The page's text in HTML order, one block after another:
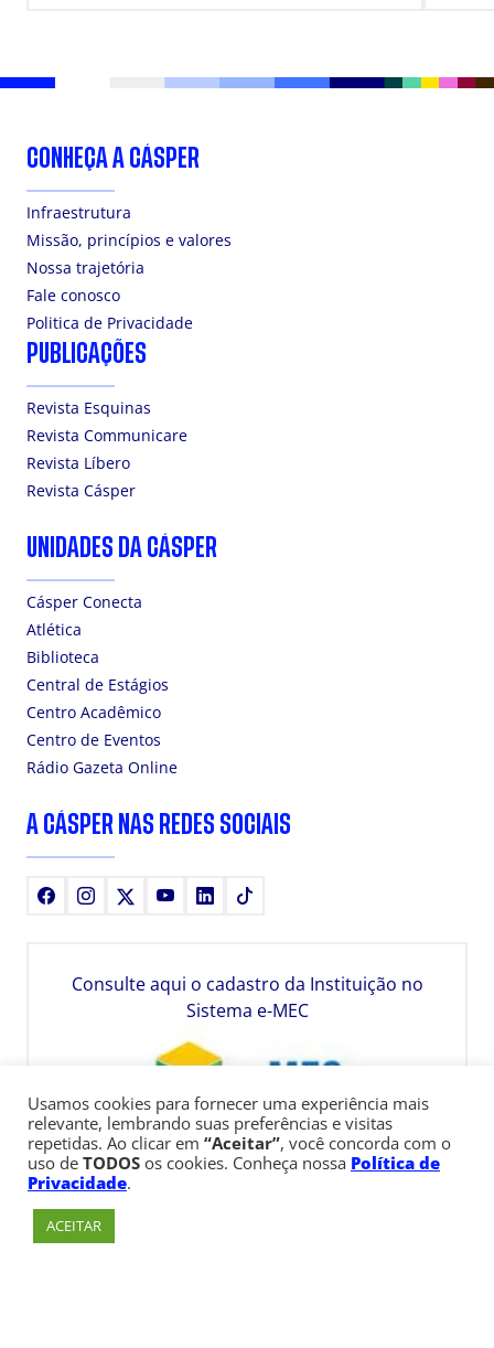
CONHEÇA A CÁSPER
Infraestrutura
Missão, princípios e valores
Nossa trajetória
Fale conosco
Politica de Privacidade
PUBLICAÇÕES
Revista Esquinas
Revista Communicare
Revista Líbero
Revista Cásper
UNIDADES DA CÁSPER
Cásper Conecta
Atlética
Biblioteca
Central de Estágios
Centro Acadêmico
Centro de Eventos
Rádio Gazeta Online
A CÁSPER NAS REDES SOCIAIS
FacebookInstagram YoutubeLinkedIn
Consulte aqui o cadastro da Instituição no
Sistema e-MEC
Usamos cookies para fornecer uma experiência mais
relevante, lembrando suas preferências e visitas
repetidas. Ao clicar em “Aceitar”, você concorda com o
uso de TODOS os cookies. Conheça nossa Política de
Privacidade.
ACEITAR